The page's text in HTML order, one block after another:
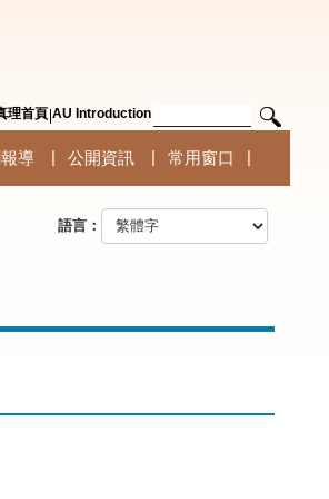
理首頁 AU Introduction
導 公開資訊 常用窗口
語言：